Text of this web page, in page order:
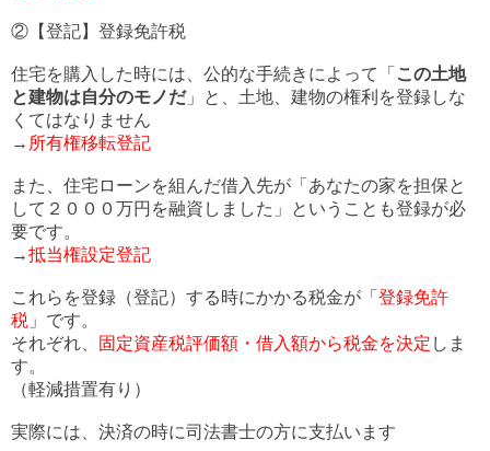
②【登記】登録免許税
住宅を購入した時には、公的な手続きによって「 この土地
と建物は自分のモノだ」と、土地、建物の権利を登録しな
くてはなりません
→ 所有権移転登記
また、住宅ローンを組んだ借入先が「あなたの家を担保と
して２０００万円を融資しました」ということも登録が必
要です。
→抵当権設定登記
これらを登録（登記）する時にかかる税金が「 登録免許
税 」です。
それぞれ、
固定資産税評価額・借入額から税金を決定 しま
す。
（軽減措置有り）
実際には、決済の時に司法書士の方に支払います